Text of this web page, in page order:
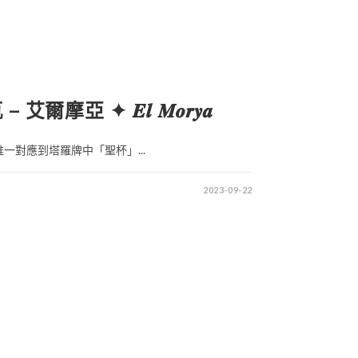
艾爾摩亞 ✦ 𝑬𝒍 𝑴𝒐𝒓𝒚𝒂
對應到塔羅牌中「聖杯」...
2023-09-22